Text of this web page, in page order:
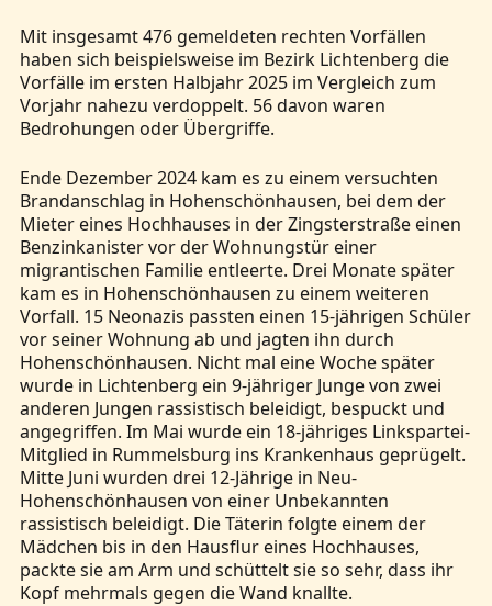
Mit insgesamt 476 gemeldeten rechten Vorfällen
haben sich beispielsweise im Bezirk Lichtenberg die
Vorfälle im ersten Halbjahr 2025 im Vergleich zum
Vorjahr nahezu verdoppelt. 56 davon waren
Bedrohungen oder Übergriffe.
Ende Dezember 2024 kam es zu einem versuchten
Brandanschlag in Hohenschönhausen, bei dem der
Mieter eines Hochhauses in der Zingsterstraße einen
Benzinkanister vor der Wohnungstür einer
migrantischen Familie entleerte. Drei Monate später
kam es in Hohenschönhausen zu einem weiteren
Vorfall. 15 Neonazis passten einen 15-jährigen Schüler
vor seiner Wohnung ab und jagten ihn durch
Hohenschönhausen. Nicht mal eine Woche später
wurde in Lichtenberg ein 9-jähriger Junge von zwei
anderen Jungen rassistisch beleidigt, bespuckt und
angegriffen. Im Mai wurde ein 18-jähriges Linkspartei-
Mitglied in Rummelsburg ins Krankenhaus geprügelt.
Mitte Juni wurden drei 12-Jährige in Neu-
Hohenschönhausen von einer Unbekannten
rassistisch beleidigt. Die Täterin folgte einem der
Mädchen bis in den Hausflur eines Hochhauses,
packte sie am Arm und schüttelt sie so sehr, dass ihr
Kopf mehrmals gegen die Wand knallte.